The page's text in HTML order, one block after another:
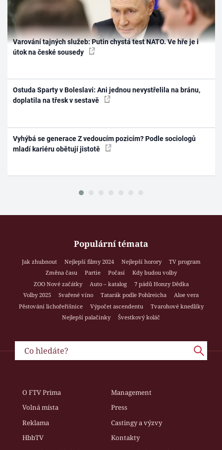
Varování tajných služeb: Putin chystá test NATO. Ve hře je i
útok na české sousedy
Ostuda Sparty v Boleslavi: Ani jednou nevystřelila na bránu,
doplatila na třesk v sestavě
Vyhýbá se generace Z vedoucím pozicím? Podle sociologů
mladí kariéru obětují jistotě
Populární témata
Jak zhubnout Nejlepší filmy 2024 Nejlepší horory
TV program
Změna času
Partie Počasí
Kdy budou volby
ZOO Nové začátky
Auto – katalog
7 pádů Honzy Dědka
Volby 2025
Svařené víno Tatarák podle Pohlreicha
Aloe vera
Pěstování lichořeřišnice
Výpočet ascendentu
Tvarohové knedlíky
Nejlepší palačinky
Švestkový koláč
O FTV Prima
Management
Volná místa
Press
Reklama
Castingy a výzvy
HbbTV
Kontakty